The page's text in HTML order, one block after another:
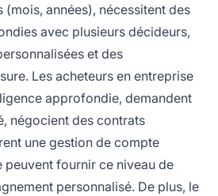
années), nécessitent des
avec plusieurs décideurs,
et des
Les acheteurs en entreprise
approfondie, demandent
négocient des contrats
une gestion de compte
peuvent fournir ce niveau de
personnalisé. De plus, le